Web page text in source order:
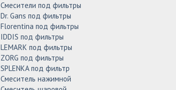
Смесители под фильтры
Dr. Gans под фильтры
Florentina под фильтры
IDDIS под фильтры
LEMARK под фильтры
ZORG под фильтры
SPLENKA под фильтр
Смеситель нажимной